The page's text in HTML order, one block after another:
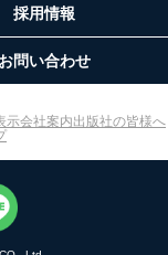
採用情報
お問い合わせ
示会社案内出版社の皆様へ